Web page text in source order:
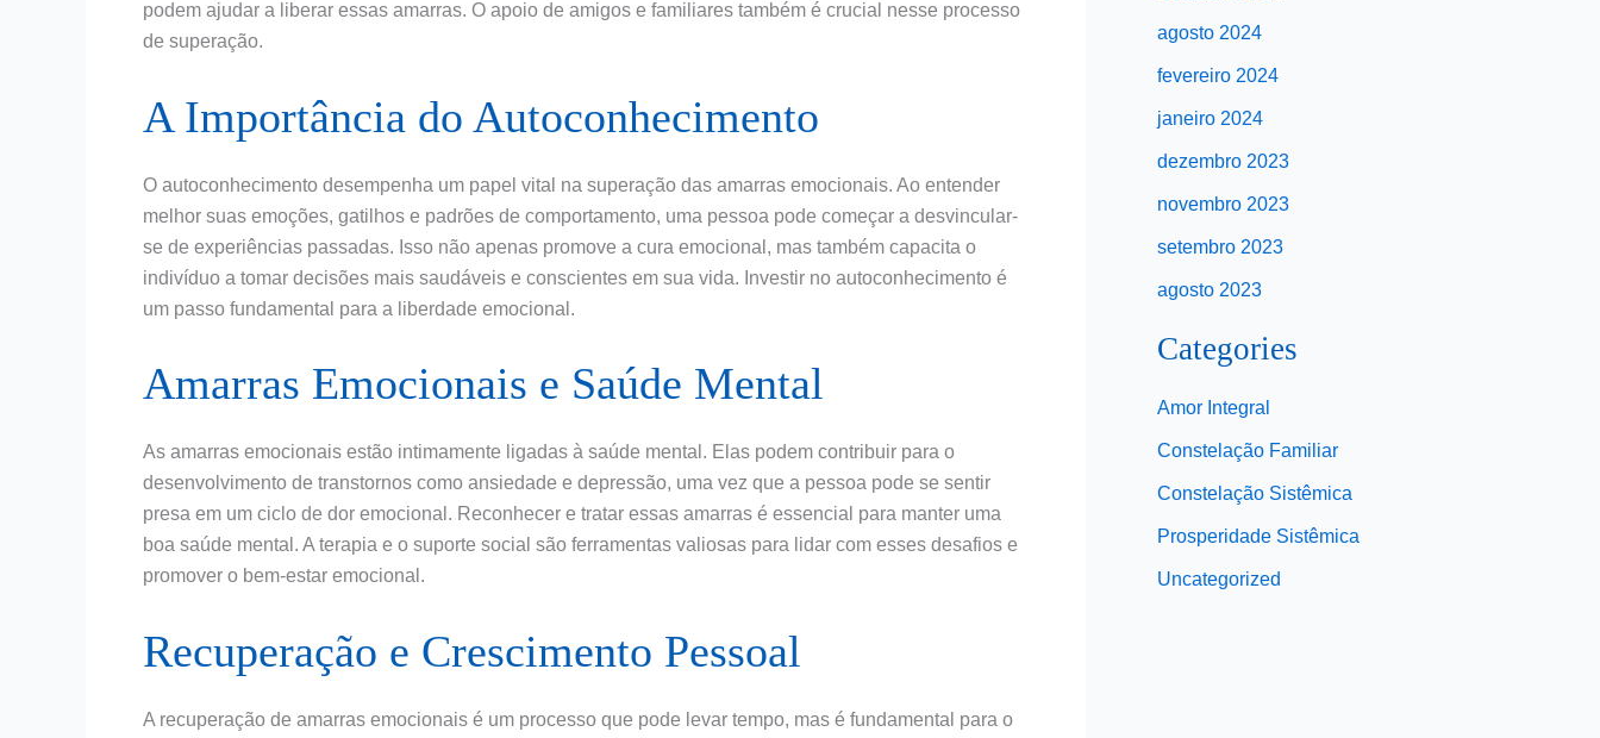
podem ajudar a liberar essas amarras. O apoio de amigos e familiares também é crucial nesse processo
de superação.
A Importância do Autoconhecimento
O autoconhecimento desempenha um papel vital na superação das amarras emocionais. Ao entender
melhor suas emoções, gatilhos e padrões de comportamento, uma pessoa pode começar a desvincular-
se de experiências passadas. Isso não apenas promove a cura emocional, mas também capacita o
indivíduo a tomar decisões mais saudáveis e conscientes em sua vida. Investir no autoconhecimento é
um passo fundamental para a liberdade emocional.
Amarras Emocionais e Saúde Mental
As amarras emocionais estão intimamente ligadas à saúde mental. Elas podem contribuir para o
desenvolvimento de transtornos como ansiedade e depressão, uma vez que a pessoa pode se sentir
presa em um ciclo de dor emocional. Reconhecer e tratar essas amarras é essencial para manter uma
boa saúde mental. A terapia e o suporte social são ferramentas valiosas para lidar com esses desafios e
promover o bem-estar emocional.
Recuperação e Crescimento Pessoal
A recuperação de amarras emocionais é um processo que pode levar tempo, mas é fundamental para o
agosto 2024
fevereiro 2024
janeiro 2024
dezembro 2023
novembro 2023
setembro 2023
agosto 2023
Categories
Amor Integral
Constelação Familiar
Constelação Sistêmica
Prosperidade Sistêmica
Uncategorized